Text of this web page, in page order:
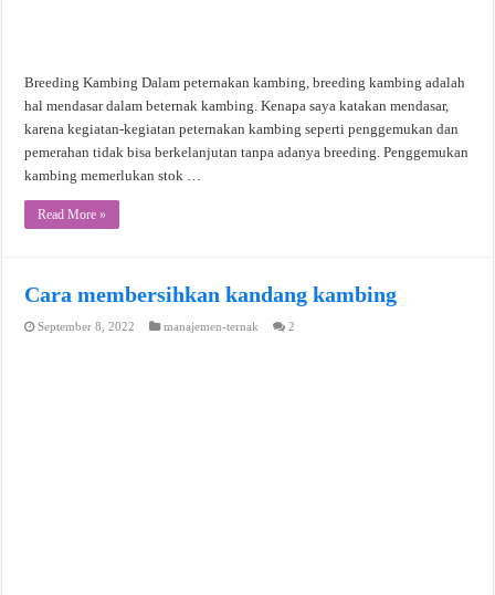
Breeding Kambing Dalam peternakan kambing, breeding kambing adalah
hal mendasar dalam beternak kambing. Kenapa saya katakan mendasar,
karena kegiatan-kegiatan peternakan kambing seperti penggemukan dan
pemerahan tidak bisa berkelanjutan tanpa adanya breeding. Penggemukan
kambing memerlukan stok …
Read More »
Cara membersihkan kandang kambing
September 8, 2022 manajemen-ternak 2